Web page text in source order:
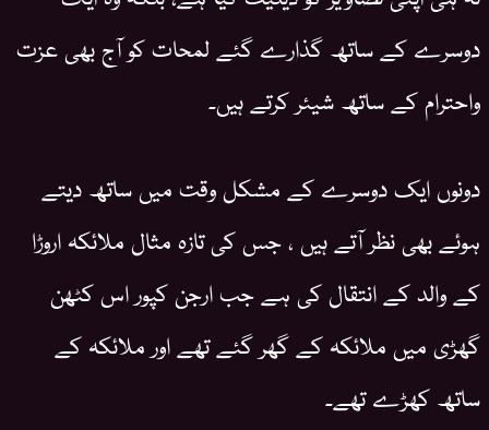
دوسرے کے ساتھ گذارے گئے لمحات کو آج بھی عزت
واحترام کے ساتھ شیئر کرتے ہیں۔
دونوں ایک دوسرے کے مشکل وقت میں ساتھ دیتے
ہوئے بھی نظر آتے ہیں ، جس کی تازہ مثال ملائکہ اروڑا
کے والد کے انتقال کی ہے جب ارجن کپور اس کٹھن
گھڑی میں ملائکہ کے گھر گئے تھے اور ملائکہ کے
ساتھ کھڑے تھے۔